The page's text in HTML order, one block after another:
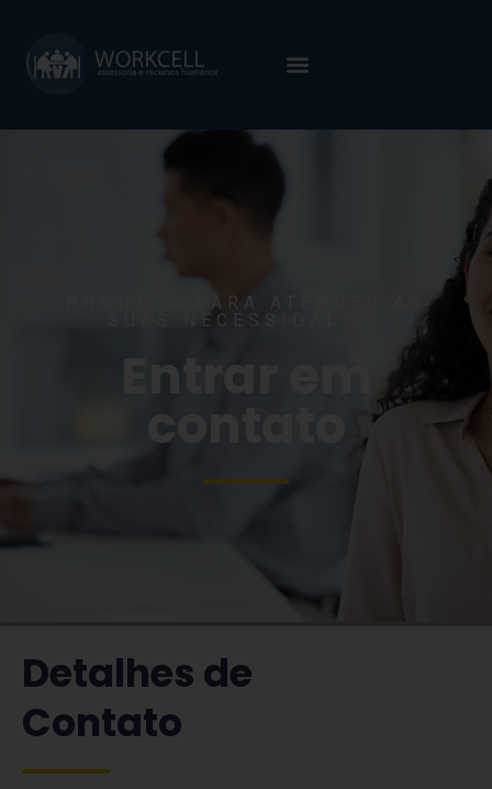
PRONTOS PARA ATENDER AS
SUAS NECESSIDADES.
Entrar em
contato
Detalhes de
Contato